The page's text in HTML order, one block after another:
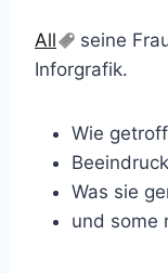
All
seine
Inforgrafik.
Wie
Was sie
und some